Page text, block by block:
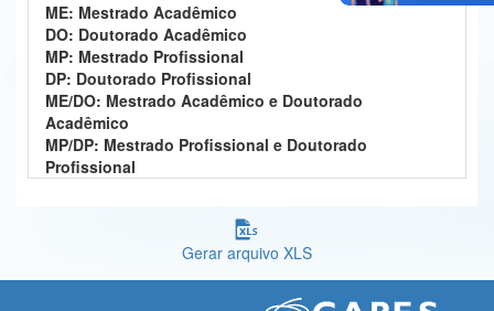
Controladoria-Geral da União
Ministério da Mulher, da Família e dos Direitos Humanos
Secretaria-Geral
Secretaria de Governo
Banco Central do Brasil
ME: Mestrado Acadêmico
DO: Doutorado Acadêmico
MP: Mestrado Profissional
DP: Doutorado Profissional
ME/DO: Mestrado Acadêmico e Doutorado
Acadêmico
MP/DP: Mestrado Profissional e Doutorado
Profissional
Gerar arquivo XLS